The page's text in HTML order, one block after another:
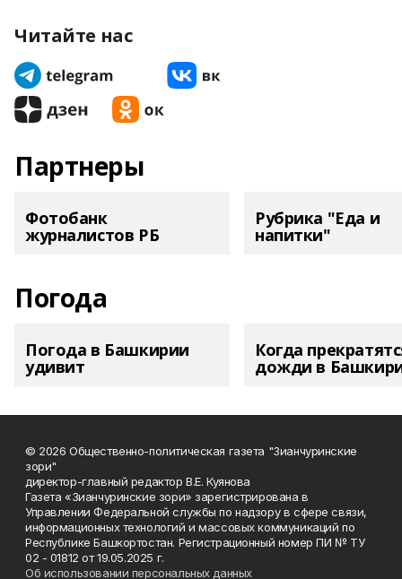
Читайте нас
Партнеры
Фотобанк
журналистов РБ
Рубрика "Еда и
напитки"
Погода
Погода в Башкирии
удивит
Когда
дожди в
© 2026 Общественно-политическая газета "Зианчуринские
зори"
директор-главный редактор В.Е. Куянова
Газета «Зианчуринские зори» зарегистрирована в
Управлении Федеральной службы по надзору в сфере связи,
информационных технологий и массовых коммуникаций по
Республике Башкортостан. Регистрационный номер ПИ № ТУ
02 - 01812 от 19.05.2025 г.
Об использовании персональных данных